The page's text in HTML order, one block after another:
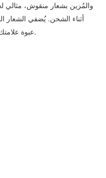
والمُزين بشعار منقوش، مثالي
أثناء الشحن. يُضفي الشعار
عبوة علامتك التجارية، مما يجعلها مميزة عن غيرها.